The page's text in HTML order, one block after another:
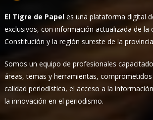
El Tigre de Papel es una plataforma digital
exclusivos, con información actualizada de la
Constitución y la región sureste de la
Somos un equipo de profesionales
áreas, temas y herramientas,
calidad periodística, el acceso a la
la innovación en el periodismo.